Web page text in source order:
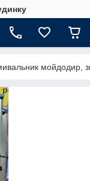
мойдодир,